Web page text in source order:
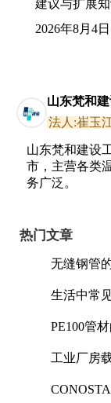
建议与扩展知
2026年8月4日
山东梵和
法人:崔玉
山东梵和建设
市，主营各类
务广泛。
热门文章
无缝钢管
生活中常
PE100管
工业厂房